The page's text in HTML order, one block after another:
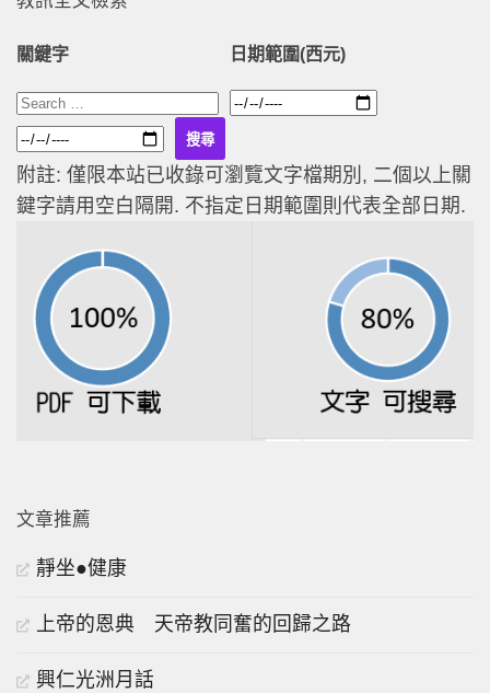
關鍵字 日期範圍(西元)
附註: 僅限本站已收錄可瀏覽文字檔期別, 二個以上關
鍵字請用空白隔開. 不指定日期範圍則代表全部日期.
文章推薦
靜坐●健康
上帝的恩典 天帝教同奮的回歸之路
興仁光洲月話